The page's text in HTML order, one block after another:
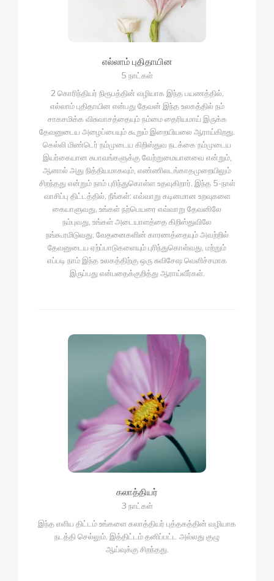
எல்லாம் புதிதாயின
5 நாட்கள்
2 கொரிந்தியர் நிரூபத்தின் வழியாக இந்த பயணத்தில்,
எல்லாம் புதிதாயின என்பது தேவன் இந்த உலகத்தில் நம்
சாகசமிக்க விசுவாசத்தையும் நம்மை தைரியமாய் இருக்க
தேவனுடைய அழைப்பையும் கூறும் இறையியலை ஆராய்கிறது.
கெல்லி மிண்டெர் நம்முடைய கிறிஸ்துவ நடக்கை நம்முடைய
இயர்கையான சுபாவங்களுக்கு வேற்றுமையானவை என்றும்,
ஆனால் அது நித்தியமாகவும், எண்ணிலடங்காதமுறையிலும்
சிறந்தது என்றும் நாம் புரிந்துகொள்ள உதவுகிறார். இந்த 5-நாள்
வாசிப்பு திட்டத்தில், நீங்கள்: எவ்வாறு கடினமான உறவுகளை
கையாளுவது, உங்கள் நற்பெயரை எவ்வாறு தேவனிலே
நம்புவது, உங்கள் அடையாளத்தை கிறிஸ்துவிலே
நங்கூரமிடுவது, வேதனைகளின் காரணத்தையும் அவற்றில்
தேவனுடைய ஏற்ப்பாடுகளையும் புரிந்துகொள்வது, மற்றும்
எப்படி நாம் இந்த உலகத்திற்கு ஒரு சுவிசேஷ வெளிச்சமாக
இருப்பது என்பதைக்குறித்து ஆராய்வீர்கள்.
கலாத்தியர்
3 நாட்கள்
இந்த எளிய திட்டம் உங்களை கலாத்தியர் புத்தகத்தின் வழியாக
நடத்தி செல்லும். இத்திட்டம் தனிப்பட்ட அல்லது குழு
ஆய்வுக்கு சிறந்தது.